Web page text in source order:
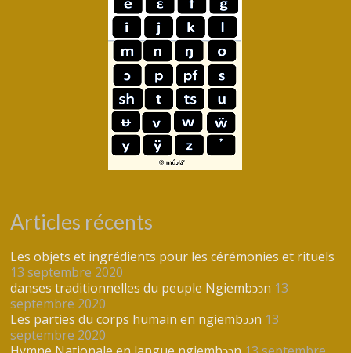
Articles récents
Les objets et ingrédients pour les cérémonies et rituels
13 septembre 2020
danses traditionnelles du peuple Ngiembͻͻn 13
septembre 2020
Les parties du corps humain en ngiembↄↄn 13
septembre 2020